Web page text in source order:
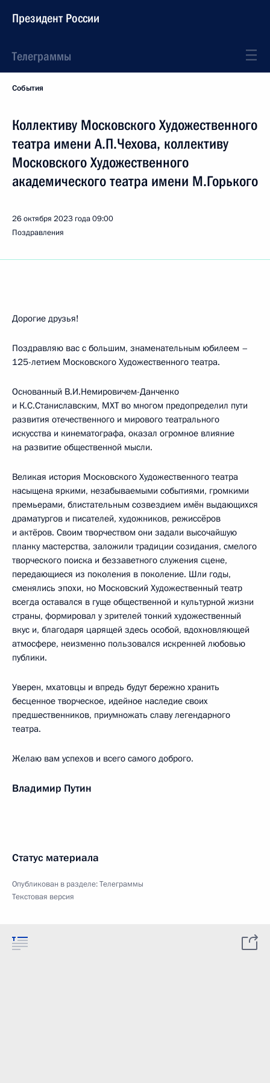
Президент России
Телеграммы
События
Коллективу Московского Художественного
театра имени А.П.Чехова, коллективу
Московского Художественного
академического театра имени М.Горького
26 октября 2023 года09:00
Поздравления
Дорогие друзья!
Поздравляю вас с большим, знаменательным юбилеем –
125-летием Московского Художественного театра.
Основанный В.И.Немировичем-Данченко
и К.С.Станиславским, МХТ во многом предопределил пути
развития отечественного и мирового театрального
искусства и кинематографа, оказал огромное влияние
на развитие общественной мысли.
Великая история Московского Художественного театра
насыщена яркими, незабываемыми событиями, громкими
премьерами, блистательным созвездием имён выдающихся
драматургов и писателей, художников, режиссёров
и актёров. Своим творчеством они задали высочайшую
планку мастерства, заложили традиции созидания, смелого
творческого поиска и беззаветного служения сцене,
передающиеся из поколения в поколение. Шли годы,
сменялись эпохи, но Московский Художественный театр
всегда оставался в гуще общественной и культурной жизни
страны, формировал у зрителей тонкий художественный
вкус и, благодаря царящей здесь особой, вдохновляющей
атмосфере, неизменно пользовался искренней любовью
публики.
Уверен, мхатовцы и впредь будут бережно хранить
бесценное творческое, идейное наследие своих
предшественников, приумножать славу легендарного
театра.
Желаю вам успехов и всего самого доброго.
Владимир Путин
Статус материала
Опубликован в разделе:Телеграммы
Текстовая версия